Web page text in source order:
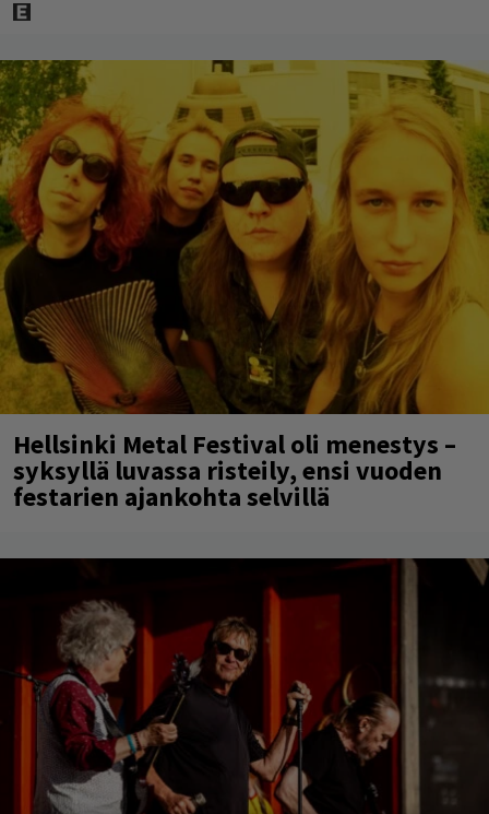
Hellsinki Metal Festival oli menestys –
syksyllä luvassa risteily, ensi vuoden
festarien ajankohta selvillä